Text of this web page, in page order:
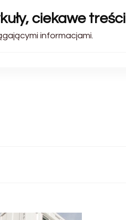
ciekawe treści
informacjami.